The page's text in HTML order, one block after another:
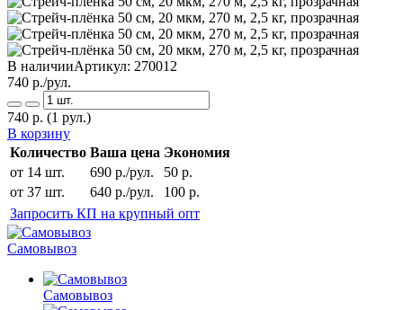
В наличииАртикул: 270012
740 р./рул.
740 р. (1 рул.)
В корзину
Количество Ваша цена Экономия
от 14 шт.
690 р./рул.
50 р.
от 37 шт.
640 р./рул.
100 р.
Запросить КП на крупный опт
Самовывоз
Самовывоз